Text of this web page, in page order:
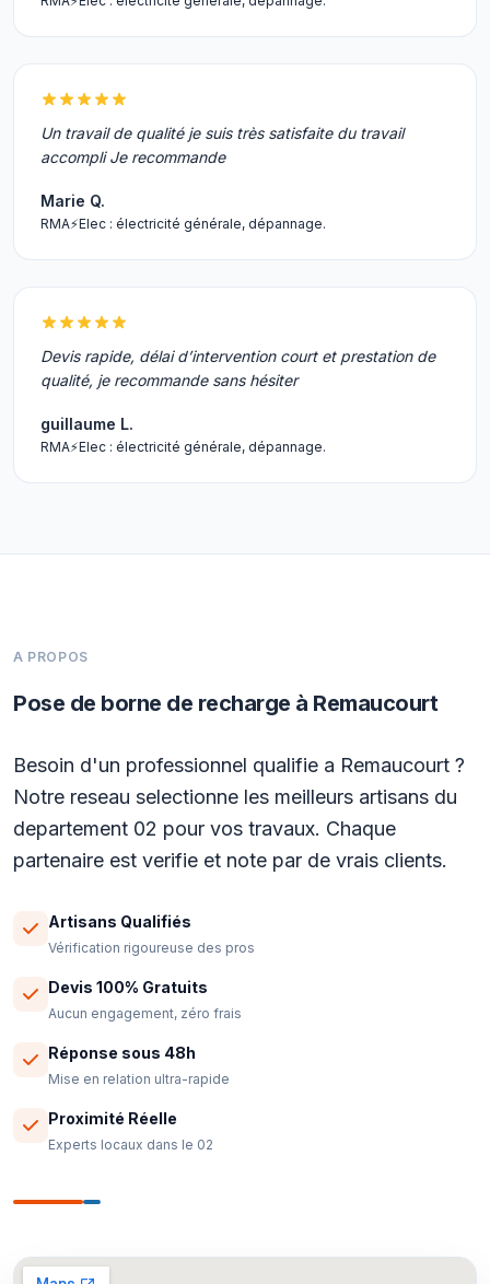
Un travail de qualité je suis très satisfaite du travail
accompli Je recommande
Marie Q.
RMA⚡️Elec : électricité générale, dépannage.
Devis rapide, délai d’intervention court et prestation de
qualité, je recommande sans hésiter
guillaume L.
RMA⚡️Elec : électricité générale, dépannage.
A PROPOS
Pose de borne de recharge à Remaucourt
Besoin d'un professionnel qualifie a Remaucourt ?
Notre reseau selectionne les meilleurs artisans du
departement 02 pour vos travaux. Chaque
partenaire est verifie et note par de vrais clients.
Artisans Qualifiés
Vérification rigoureuse des pros
Devis 100% Gratuits
Aucun engagement, zéro frais
Réponse sous 48h
Mise en relation ultra-rapide
Proximité Réelle
Experts locaux dans le 02